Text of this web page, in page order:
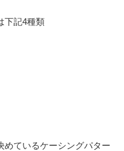
下記4種類
めているケーシングパター